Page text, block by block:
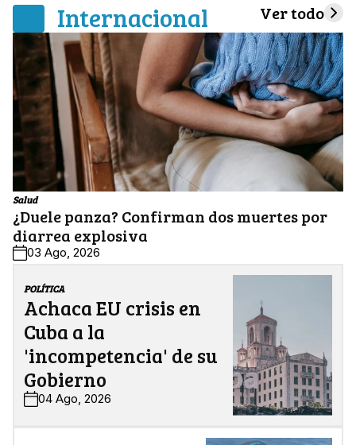
Internacional Ver todo
Salud
¿Duele panza? Confirman dos muertes por
diarrea explosiva
03 Ago, 2026
POLÍTICA
Achaca EU crisis en
Cuba a la
'incompetencia' de su
Gobierno
04 Ago, 2026